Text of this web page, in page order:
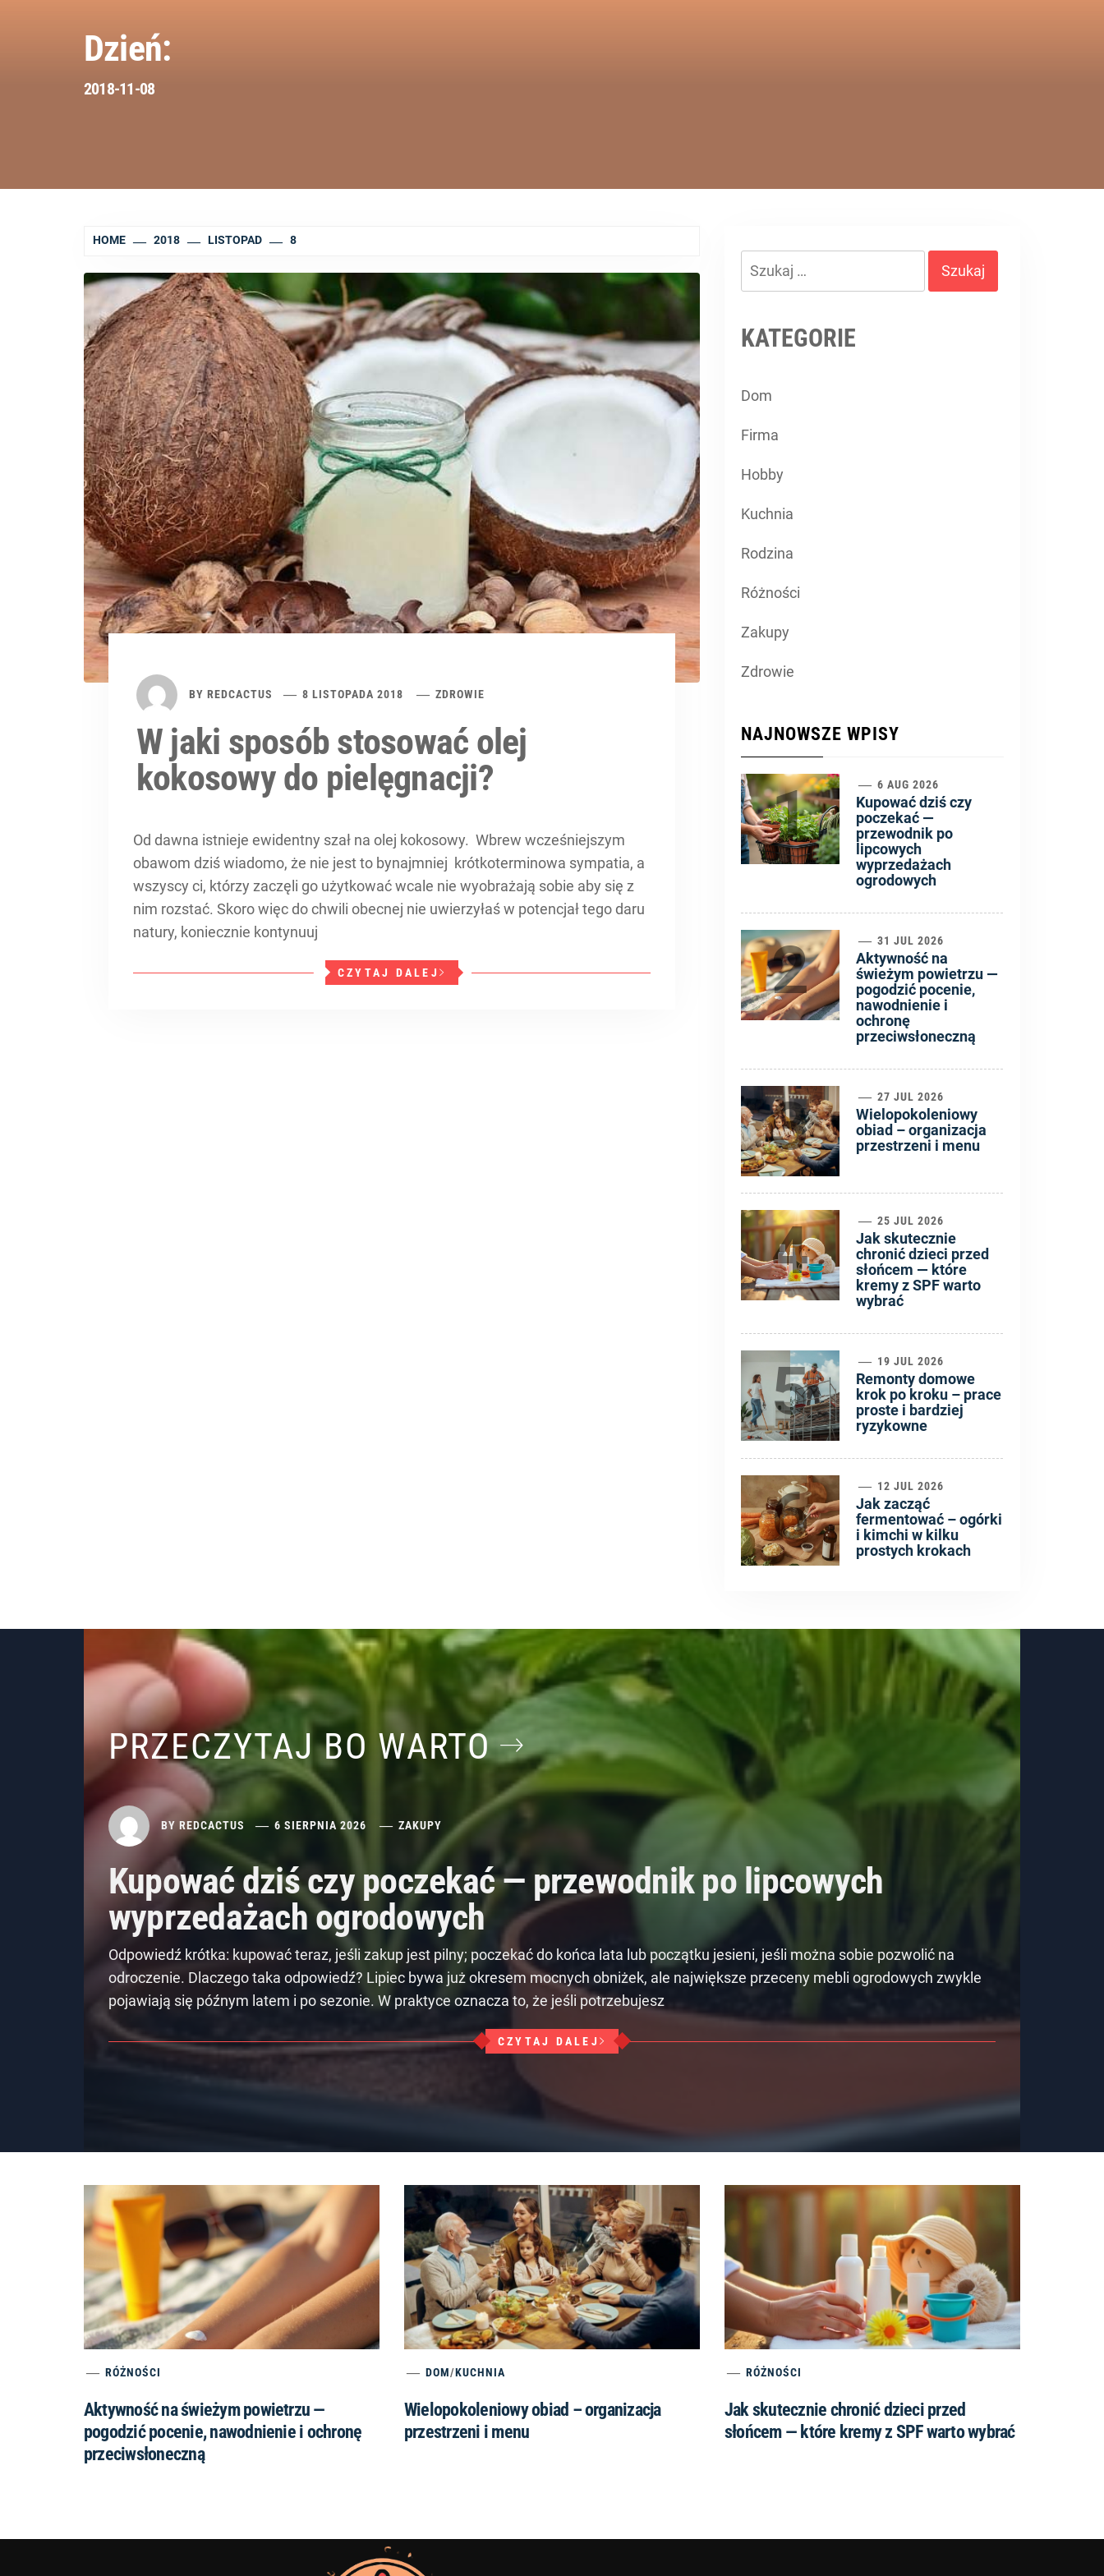
Dzień:
2018-11-08
HOME 2018 LISTOPAD 8
BY REDCACTUS 8 LISTOPADA 2018 ZDROWIE
W jaki sposób stosować olej
kokosowy do pielęgnacji?
Od dawna istnieje ewidentny szał na olej kokosowy. Wbrew wcześniejszym
obawom dziś wiadomo, że nie jest to bynajmniej krótkoterminowa sympatia, a
wszyscy ci, którzy zaczęli go użytkować wcale nie wyobrażają sobie aby się z
nim rozstać. Skoro więc do chwili obecnej nie uwierzyłaś w potencjał tego daru
natury, koniecznie kontynuuj
CZYTAJ DALEJ
Szukaj:
KATEGORIE
Dom
Firma
Hobby
Kuchnia
Rodzina
Różności
Zakupy
Zdrowie
NAJNOWSZE WPISY
1 6 AUG 2026
Kupować dziś czy
poczekać —
przewodnik po
lipcowych
wyprzedażach
ogrodowych
2 31 JUL 2026
Aktywność na
świeżym powietrzu —
pogodzić pocenie,
nawodnienie i
ochronę
przeciwsłoneczną
3 27 JUL 2026
Wielopokoleniowy
obiad – organizacja
przestrzeni i menu
4 25 JUL 2026
Jak skutecznie
chronić dzieci przed
słońcem — które
kremy z SPF warto
wybrać
5 19 JUL 2026
Remonty domowe
krok po kroku – prace
proste i bardziej
ryzykowne
6 12 JUL 2026
Jak zacząć
fermentować – ogórki
i kimchi w kilku
prostych krokach
PRZECZYTAJ BO WARTO
BY REDCACTUS 6 SIERPNIA 2026 ZAKUPY
Kupować dziś czy poczekać — przewodnik po lipcowych
wyprzedażach ogrodowych
Odpowiedź krótka: kupować teraz, jeśli zakup jest pilny; poczekać do końca lata lub początku jesieni, jeśli można sobie pozwolić na
odroczenie. Dlaczego taka odpowiedź? Lipiec bywa już okresem mocnych obniżek, ale największe przeceny mebli ogrodowych zwykle
pojawiają się późnym latem i po sezonie. W praktyce oznacza to, że jeśli potrzebujesz
CZYTAJ DALEJ
RÓŻNOŚCI
Aktywność na świeżym powietrzu —
pogodzić pocenie, nawodnienie i ochronę
przeciwsłoneczną
DOM/KUCHNIA
Wielopokoleniowy obiad – organizacja
przestrzeni i menu
RÓŻNOŚCI
Jak skutecznie chronić dzieci przed
słońcem — które kremy z SPF warto wybrać